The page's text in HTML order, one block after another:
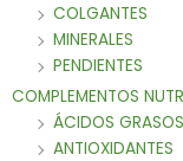
COLGANTES
MINERALES
PENDIENTES
COMPLEMENTOS
ÁCIDOS
ANTIOXIDANTES